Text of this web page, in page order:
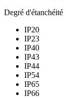
Degré d'étanchéité
IP20
IP23
IP40
IP43
IP44
IP54
IP65
IP66